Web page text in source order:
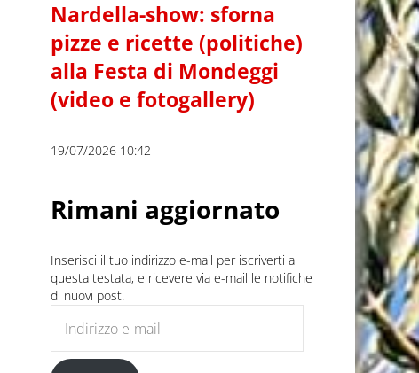
Nardella-show: sforna
pizze e ricette (politiche)
alla Festa di Mondeggi
(video e fotogallery)
19/07/2026 10:42
Rimani aggiornato
Inserisci il tuo indirizzo e-mail per iscriverti a
questa testata, e ricevere via e-mail le notifiche
di nuovi post.